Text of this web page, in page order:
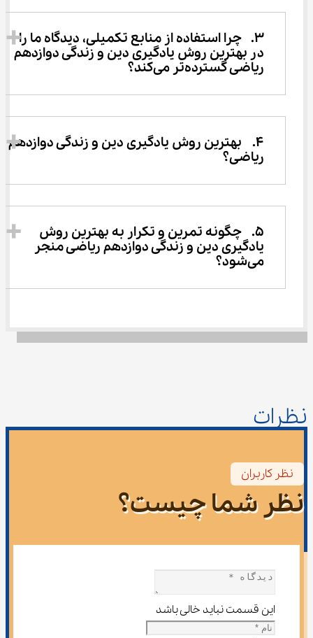
3.	چرا استفاده از منابع تکمیلی، دیدگاه ما را
در بهترین روش یادگیری دین و زندگی دوازدهم
ریاضی گسترده‌تر می‌کند؟
4.	بهترین روش یادگیری دین و زندگی دوازدهم
ریاضی؟
5.	چگونه تمرین و تکرار به بهترین روش
یادگیری دین و زندگی دوازدهم ریاضی منجر
می‌شود؟
نظرات
نظر کاربران
نظر شما چیست؟
این قسمت نباید خالی باشد